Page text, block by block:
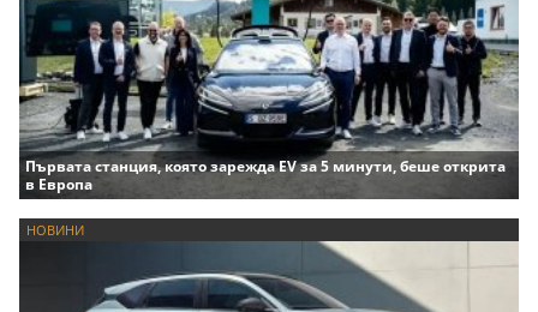
Първата станция, която зарежда EV за 5 минути, беше открита
в Европа
НОВИНИ